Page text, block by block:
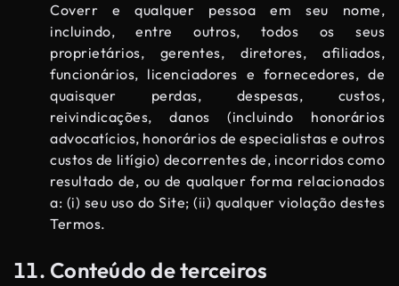
Coverr e qualquer pessoa em seu nome,
incluindo, entre outros, todos os seus
proprietários, gerentes, diretores, afiliados,
funcionários, licenciadores e fornecedores, de
quaisquer perdas, despesas, custos,
reivindicações, danos (incluindo honorários
advocatícios, honorários de especialistas e outros
custos de litígio) decorrentes de, incorridos como
resultado de, ou de qualquer forma relacionados
a: (i) seu uso do Site; (ii) qualquer violação destes
Termos.
Conteúdo de terceiros